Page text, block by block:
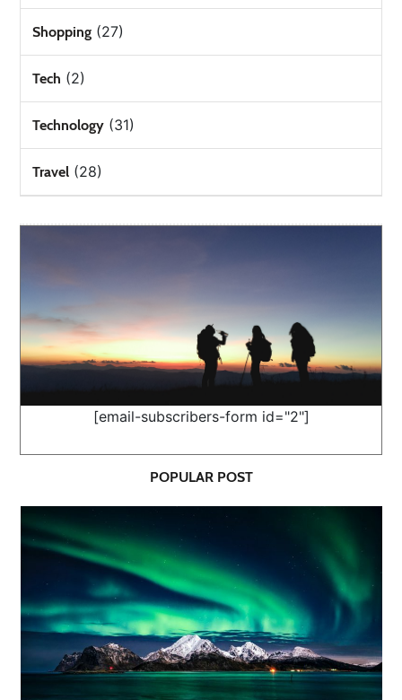
Shopping (27)
Tech (2)
Technology (31)
Travel (28)
[email-subscribers-form id="2"]
POPULAR POST